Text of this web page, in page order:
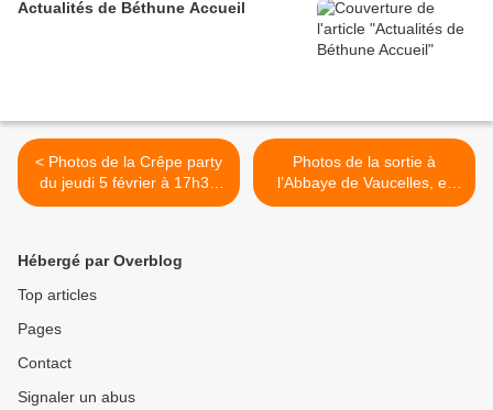
Actualités de Béthune Accueil
< Photos de la Crêpe party
du jeudi 5 février à 17h30
au Foyer François Albert.
Photos de la sortie à
l’Abbaye de Vaucelles, et
restaurant le Jeudi 12 Mars
Hébergé par Overblog
Top articles
Pages
Contact
Signaler un abus